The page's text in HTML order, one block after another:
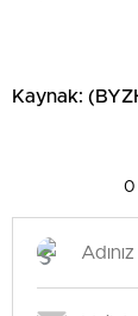
Kaynak:
0